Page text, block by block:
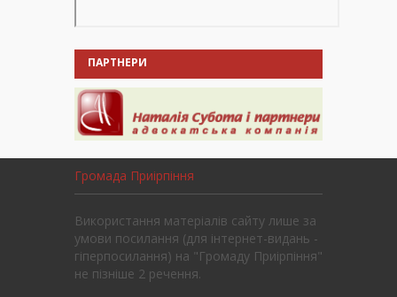
ПАРТНЕРИ
Громада Приірпіння
Використання матеріалів сайту лише за
умови посилання (для інтернет-видань -
гіперпосилання) на "Громаду Приірпіння"
не пізніше 2 речення.